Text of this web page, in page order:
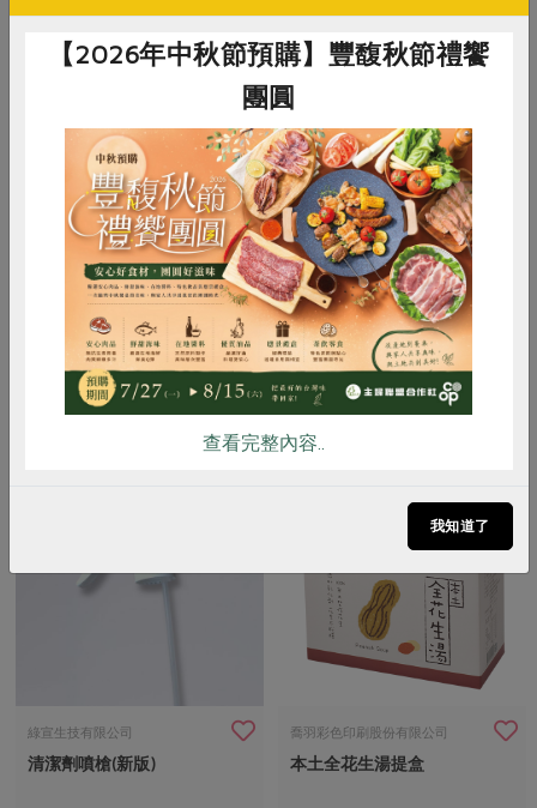
雨利行生化科技實業有限公司
香茅皂-100g
暫無庫存
美正紙器股份有限公司
上下蓋共用盒-高9.8cm
常溫
$40 暫無庫存
綠宣生技有限公司
清潔劑噴槍(新版)
喬羽彩色印刷股份有限公司
本土全花生湯提盒
惜食 RPET 食譜 減硝酸鹽
雞蛋 食安 共同購買
【2026年中秋節預購】豐馥秋節禮饗
團圓
查看完整內容..
我知道了